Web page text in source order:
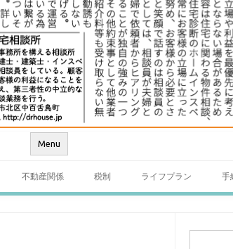
Menu
不動産関係 税制 ライフプラン 手